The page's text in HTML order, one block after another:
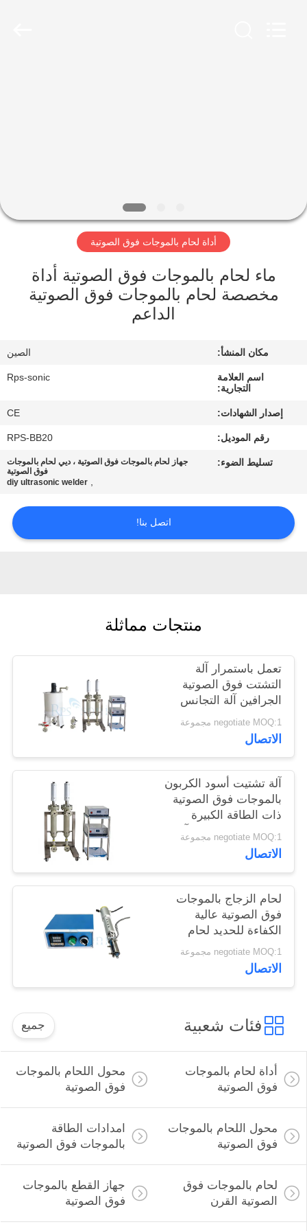
عنا
المعمل
مراقبة
اتصل
حالات
الخصوصية
أداة لحام بالموجات فوق الصوتية
ماء لحام بالموجات فوق الصوتية أداة
مخصصة لحام بالموجات فوق الصوتية
الداعم
مكان المنشأ: الصين
اسم العلامة
التجارية:
Rps-sonic
إصدار الشهادات: CE
رقم الموديل: RPS-BB20
تسليط الضوء:
جهاز لحام بالموجات فوق الصوتية ، ديي لحام بالموجات
فوق الصوتية
,
diy ultrasonic welder
اتصل بنا!
منتجات مماثلة
تعمل باستمرار آلة
التشتت فوق الصوتية
الجرافين آلة التجانس
فوق الصوتية
negotiate MOQ:1 مجموعة
الاتصال
آلة تشتيت أسود الكربون
بالموجات فوق الصوتية
ذات الطاقة الكبيرة
والمسبار التيتانيوم، آلة
التجانس بالموجات فوق
الصوتية
negotiate MOQ:1 مجموعة
الاتصال
لحام الزجاج بالموجات
فوق الصوتية عالية
الكفاءة للحديد لحام
الزجاج بالموجات فوق
الصوتية لصناعة البناء
negotiate MOQ:1 مجموعة
الاتصال
فئات شعبية جميع
أداة لحام بالموجات
فوق الصوتية
محول اللحام بالموجات
فوق الصوتية
محول اللحام بالموجات
فوق الصوتية
امدادات الطاقة
بالموجات فوق الصوتية
لحام بالموجات فوق
الصوتية القرن
جهاز القطع بالموجات
فوق الصوتية